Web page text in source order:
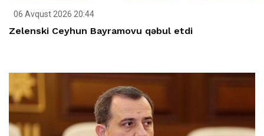
06 Avqust 2026 20:44
Zelenski Ceyhun Bayramovu qəbul etdi